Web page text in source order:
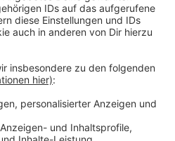
über euren
hören:
Receiver. Wenn ihr euer
anschließen wollt,
Receiver. Das kann ein